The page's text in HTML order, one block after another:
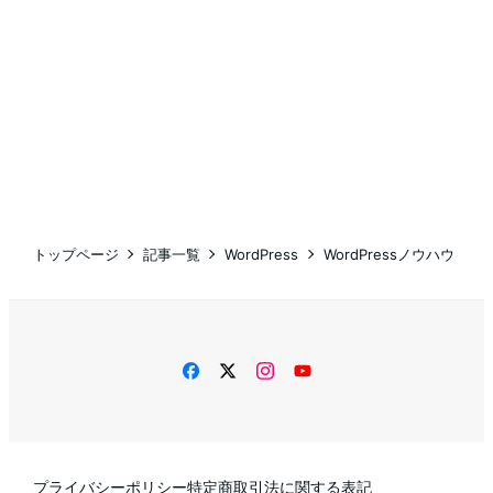
トップページ 記事一覧 WordPress WordPressノウハウ
facebooktwitterinstagram
YouTube
プライバシーポリシー特定商取引法に関する表記